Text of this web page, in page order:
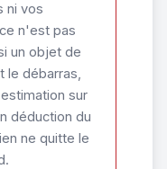
ni vos
n'est pas
un objet de
le débarras,
sur
déduction du
ne quitte le